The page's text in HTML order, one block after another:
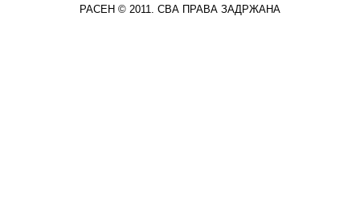
РАСЕН © 2011. СВА ПРАВА ЗАДРЖАНА